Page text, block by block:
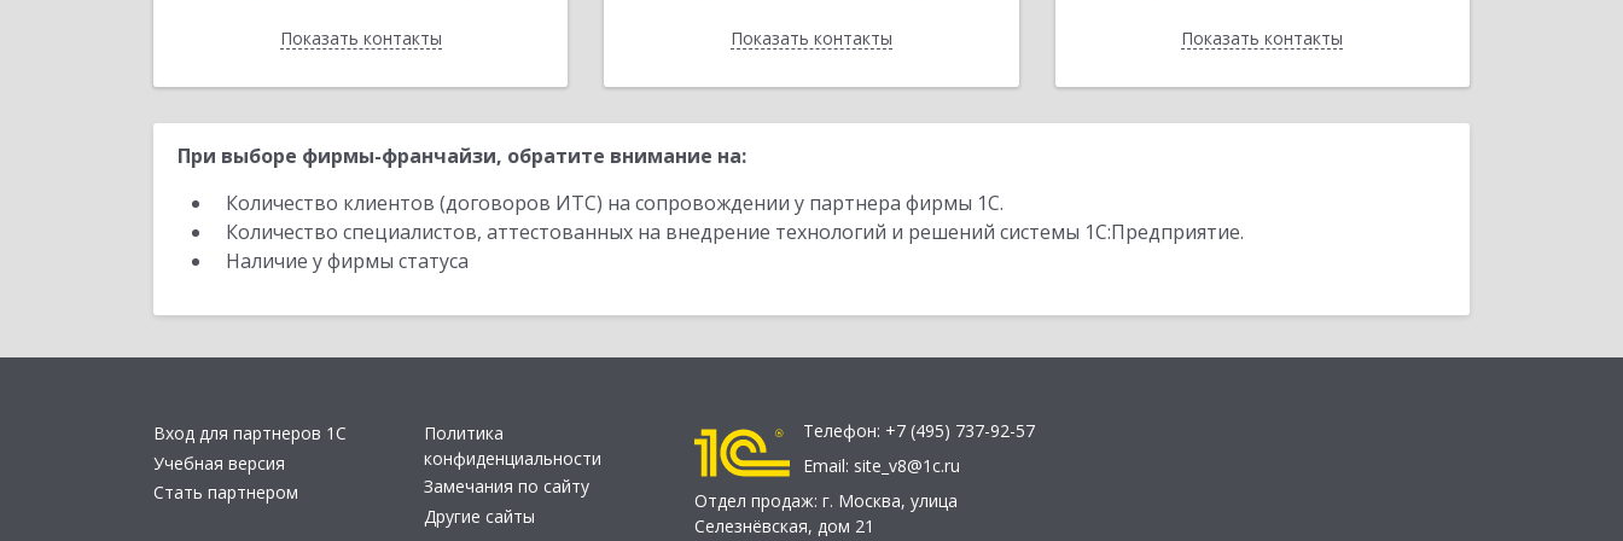
Показать контакты
Назад Показать контакты
Назад Показать контакты
Назад
При выборе фирмы-франчайзи, обратите внимание на:
Количество клиентов (договоров ИТС) на сопровождении у партнера фирмы 1С.
Количество специалистов, аттестованных на внедрение технологий и решений системы 1С:Предприятие.
Наличие у фирмы статуса
Вход для партнеров 1С
Учебная версия
Стать партнером
Политика
конфиденциальности
Замечания по сайту
Другие сайты
Телефон: +7 (495) 737-92-57
Email: site_v8@1c.ru
Отдел продаж: г. Москва, улица
Селезнёвская, дом 21